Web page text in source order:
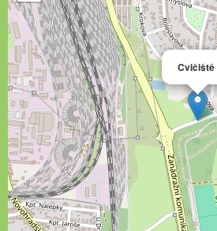
Cvičiště